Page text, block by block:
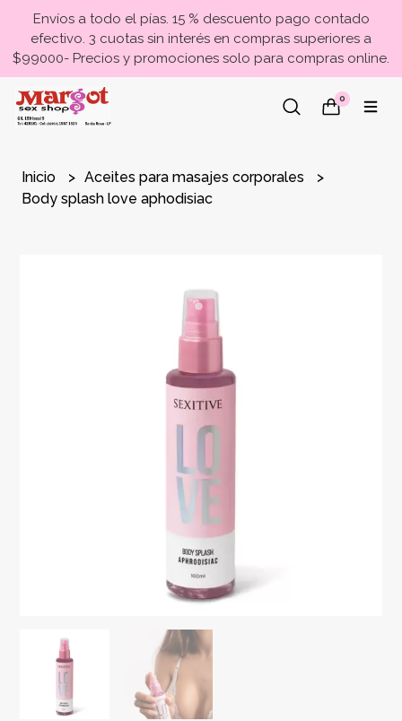
Envíos a todo el pías. 15 % descuento pago contado
efectivo. 3 cuotas sin interés en compras superiores a
$99000- Precios y promociones solo para compras online.
0
Inicio
Aceites para masajes corporales
Body splash love aphodisiac